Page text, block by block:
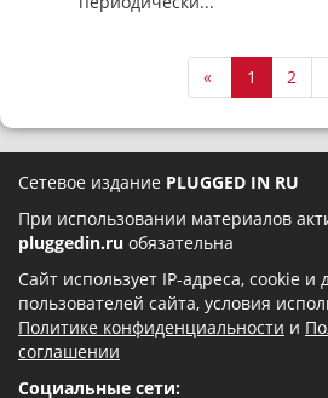
« 1 2
Сетевое издание PLUGGED IN RU
При использовании материалов
pluggedin.ru обязательна
Сайт использует IP-адреса, cookie и
пользователей сайта, условия
Политике конфиденциальности и
соглашении
Социальные сети: